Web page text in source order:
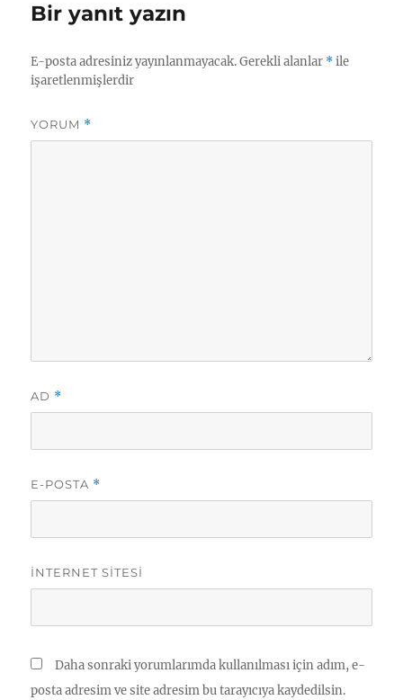
m
Bir yanıt yazın
E-posta adresiniz yayınlanmayacak. Gerekli alanlar *ile
işaretlenmişlerdir
YORUM *
AD *
E-POSTA *
İNTERNET SITESI
Daha sonraki yorumlarımda kullanılması için adım, e-
posta adresim ve site adresim bu tarayıcıya kaydedilsin.